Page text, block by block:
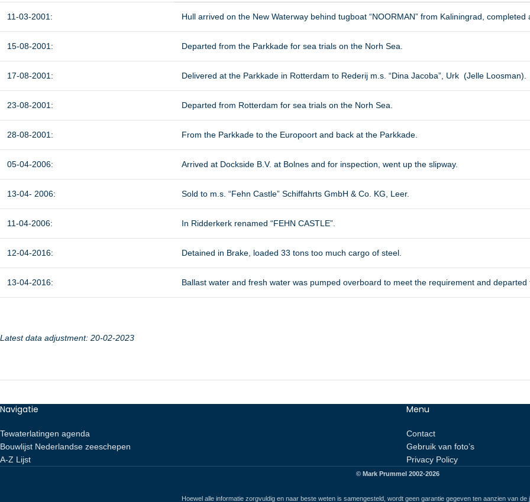
11-03-2001: Hull arrived on the New Waterway behind tugboat “NOORMAN” from Kaliningrad, completed
15-08-2001: Departed from the Parkkade for sea trials on the Norh Sea.
17-08-2001: Delivered at the Parkkade in Rotterdam to Rederij m.s. “Dina Jacoba”, Urk (Jelle Loosman).
23-08-2001: Departed from Rotterdam for sea trials on the Norh Sea.
28-08-2001: From the Parkkade to the Europoort and back at the Parkkade.
05-04-2006: Arrived at Dockside B.V. at Bolnes and for inspection, went up the slipway.
13-04- 2006: Sold to m.s. “Fehn Castle” Schiffahrts GmbH & Co. KG, Leer.
11-04-2006: In Ridderkerk renamed “FEHN CASTLE”.
12-04-2016: Detained in Brake, loaded 33 tons too much cargo of steel.
13-04-2016: Ballast water and fresh water was pumped overboard to meet the requirement and departed
Latest data adjustment: 20-02-2023
Navigatie
Tewaterlatingen agenda
Bouwlijst Nederlandse zeeschepen
A-Z Lijst
Menu
Contact
Gebruik van foto’s
Privacy Policy
© Mark Prummel 2002-2026
Hoewel alle informatie zorgvuldig en naar beste weten is samengesteld, wordt geen garantie gegeven ten aanzien van de